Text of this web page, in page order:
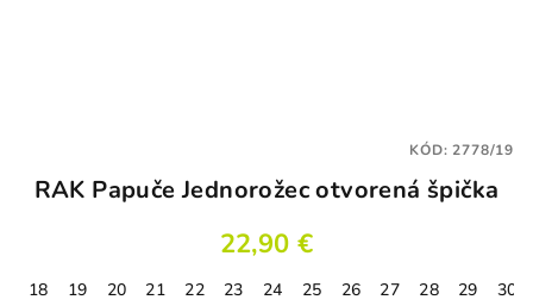
RAK Papuče Jednorožec otvorená špička
22,90 €
18 19 20 21 22 23 24 25 26 27 28 29
30
KÓD:2778/19